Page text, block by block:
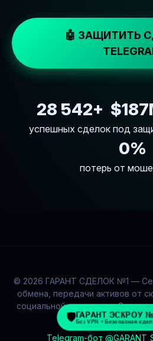
🤖 ЗАЩИТИТЬ
28 542+
успешных сделок под
0%
потерь от
© 2026 ГАРАНТ СДЕЛОК №1 —
обмена, передачи активов от
социальной инженерии. Эскроу
Telegram-бот